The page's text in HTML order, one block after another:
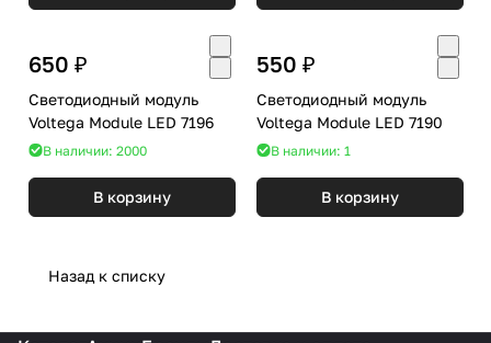
650 ₽
Светодиодный модуль
Voltega Module LED 7196
В наличии: 2000
В корзину
550 ₽
Светодиодный модуль
Voltega Module LED 7190
В наличии: 1
В корзину
Назад к списку